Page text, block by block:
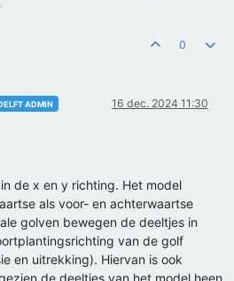
0
ADMIN 16 dec. 2024 11:30
de x en y richting. Het model
als voor- en achterwaartse
golven bewegen de deeltjes in
van de golf
en uitrekking). Hiervan is ook